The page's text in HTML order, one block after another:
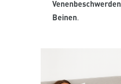
Venenbeschwerden
Beinen.